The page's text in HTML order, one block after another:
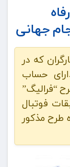
جهانی
که در
حساب
“فرالیگ”
فوتبال
ارزنده طرح مذکور